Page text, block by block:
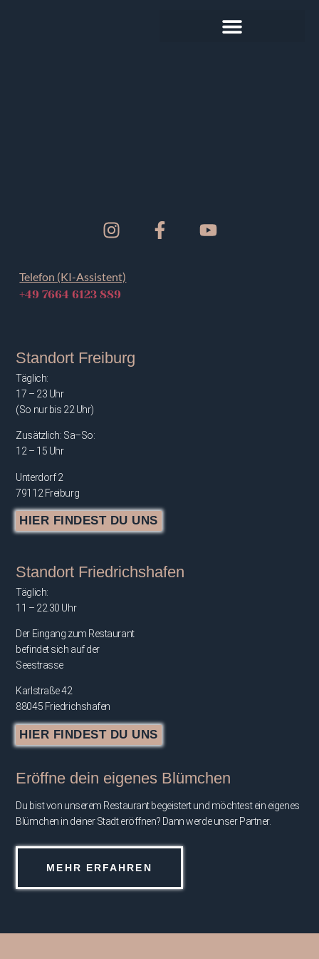
Telefon (KI-Assistent)
+49 7664 6123 889
Standort Freiburg
Täglich:
17 – 23 Uhr
(So nur bis 22 Uhr)
Zusätzlich: Sa–So:
12 – 15 Uhr
Unterdorf 2
79112 Freiburg
HIER FINDEST DU UNS
Standort Friedrichshafen
Täglich:
11 – 22.30 Uhr
Der Eingang zum Restaurant
befindet sich auf der
Seestrasse
Karlstraße 42
88045 Friedrichshafen
HIER FINDEST DU UNS
Eröffne dein eigenes Blümchen
Du bist von unserem Restaurant begeistert und möchtest ein eigenes
Blümchen in deiner Stadt eröffnen? Dann werde unser Partner.
MEHR ERFAHREN